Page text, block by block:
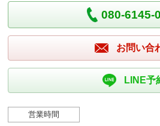
080-6145-
お問い合
LINE予
営業時間